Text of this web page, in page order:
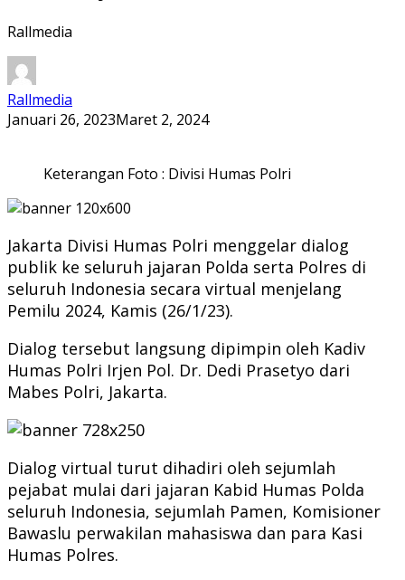
Rallmedia
Rallmedia
Januari 26, 2023Maret 2, 2024
Keterangan Foto : Divisi Humas Polri
Jakarta Divisi Humas Polri menggelar dialog
publik ke seluruh jajaran Polda serta Polres di
seluruh Indonesia secara virtual menjelang
Pemilu 2024, Kamis (26/1/23).
Dialog tersebut langsung dipimpin oleh Kadiv
Humas Polri Irjen Pol. Dr. Dedi Prasetyo dari
Mabes Polri, Jakarta.
Dialog virtual turut dihadiri oleh sejumlah
pejabat mulai dari jajaran Kabid Humas Polda
seluruh Indonesia, sejumlah Pamen, Komisioner
Bawaslu perwakilan mahasiswa dan para Kasi
Humas Polres.